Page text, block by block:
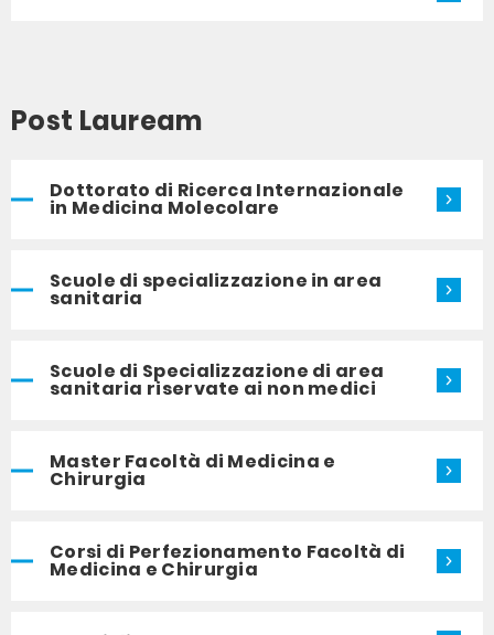
Post Lauream
Dottorato di Ricerca Internazionale
in Medicina Molecolare
Scuole di specializzazione in area
sanitaria
Scuole di Specializzazione di area
sanitaria riservate ai non medici
Master Facoltà di Medicina e
Chirurgia
Corsi di Perfezionamento Facoltà di
Medicina e Chirurgia